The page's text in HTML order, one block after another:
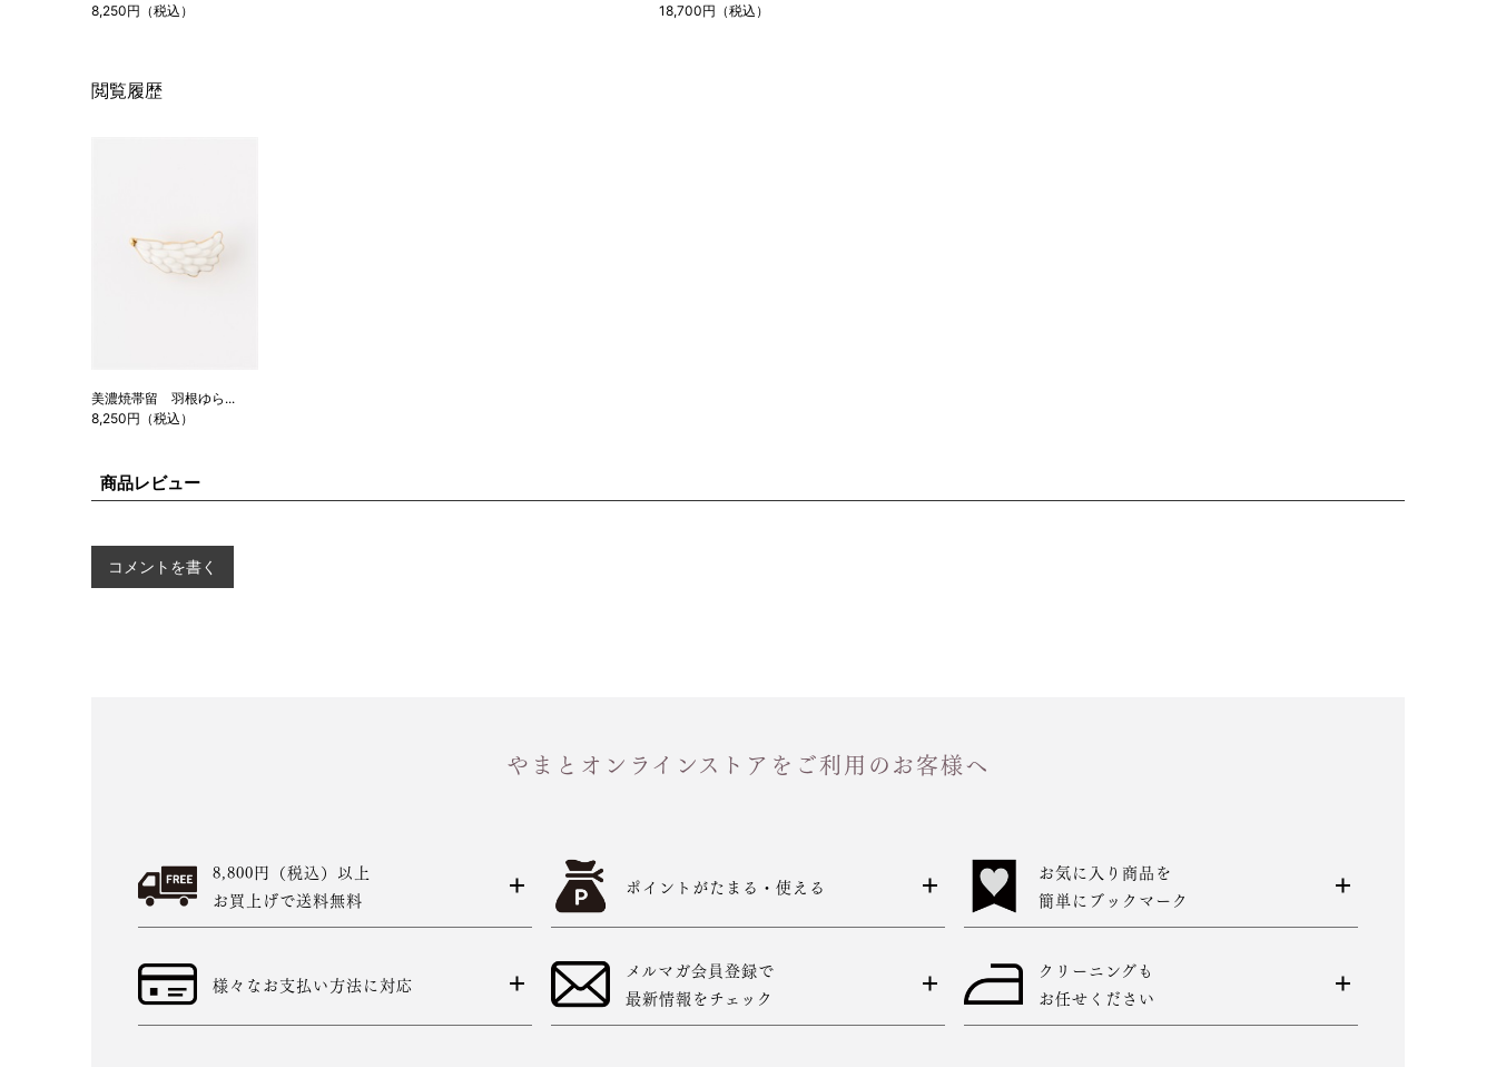
8,250円（税込）
18,700円（税込）
閲覧履歴
美濃焼帯留 羽根ゆら...
8,250円（税込）
商品レビュー
コメントを書く
やまとオンラインストアをご利用のお客様へ
8,800円（税込）以上
お買上げで送料無料
ポイントがたまる・使える
お気に入り商品を
簡単にブックマーク
様々なお支払い方法に対応
メルマガ会員登録で
最新情報をチェック
クリーニングも
お任せください